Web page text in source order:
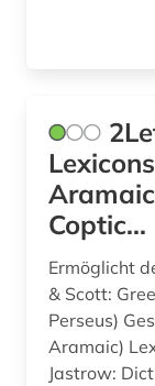
fluch (1)
Coptic...
Ermöglicht den Zugriff
& Scott:
Perseus) Gesenius: Hebrew & Chaldee (ie
Aramaic)
Jastrow: